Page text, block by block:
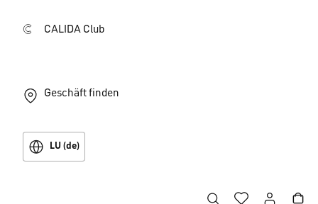
CALIDA Club
Geschäft finden
LU (de)